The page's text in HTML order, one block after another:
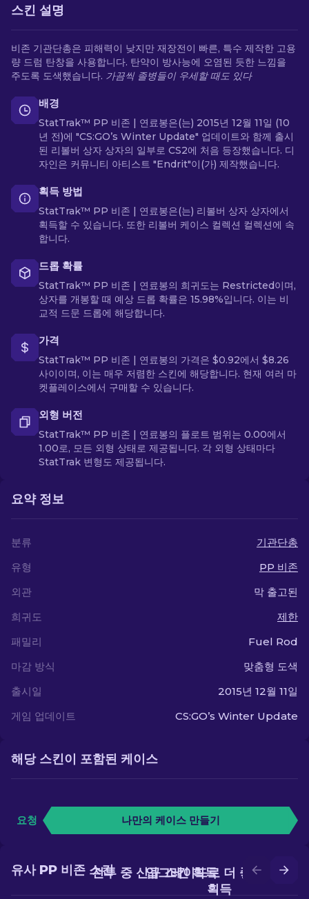
스킨 설명
비존 기관단총은 피해력이 낮지만 재장전이 빠른, 특수 제작한 고용
량 드럼 탄창을 사용합니다. 탄약이 방사능에 오염된 듯한 느낌을
주도록 도색했습니다. 가끔씩 졸병들이 우세할 때도 있다
배경
StatTrak™ PP 비존 | 연료봉은(는) 2015년 12월 11일 (10
년 전)에 "CS:GO’s Winter Update" 업데이트와 함께 출시
된 리볼버 상자 상자의 일부로 CS2에 처음 등장했습니다. 디
자인은 커뮤니티 아티스트 "Endrit"이(가) 제작했습니다.
획득 방법
StatTrak™ PP 비존 | 연료봉은(는) 리볼버 상자 상자에서
획득할 수 있습니다. 또한 리볼버 케이스 컬렉션 컬렉션에 속
합니다.
드롭 확률
StatTrak™ PP 비존 | 연료봉의 희귀도는 Restricted이며,
상자를 개봉할 때 예상 드롭 확률은 15.98%입니다. 이는 비
교적 드문 드롭에 해당합니다.
가격
StatTrak™ PP 비존 | 연료봉의 가격은 $0.92에서 $8.26
사이이며, 이는 매우 저렴한 스킨에 해당합니다. 현재 여러 마
켓플레이스에서 구매할 수 있습니다.
외형 버전
StatTrak™ PP 비존 | 연료봉의 플로트 범위는 0.00에서
1.00로, 모든 외형 상태로 제공됩니다. 각 외형 상태마다
StatTrak 변형도 제공됩니다.
요약 정보
분류
기관단총
유형
PP 비존
외관
막 출고된
희귀도
제한
패밀리
Fuel Rod
마감 방식
맞춤형 도색
출시일
2015년 12월 11일
게임 업데이트
CS:GO’s Winter Update
해당 스킨이 포함된 케이스
요청 나만의 케이스 만들기
업그레이드로 더 좋은 스킨
획득
전투 중 신규 스킨 획득
유사 PP 비존 스킨